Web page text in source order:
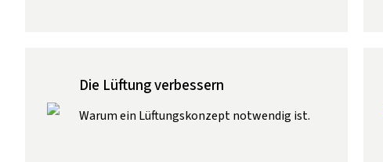
Die Lüftung verbessern
Warum ein Lüftungskonzept notwendig ist.